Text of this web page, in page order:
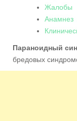
Жалобы
Анамнез
Параноидный
бредовых